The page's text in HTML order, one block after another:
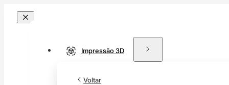
Impressão 3D
Voltar